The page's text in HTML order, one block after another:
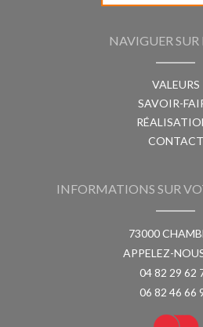
NAVIGUER SUR
VALEURS
SAVOIR-
CONTACT
INFORMATIONS SUR
73000
APPELEZ-
04 82 29 62
06 82 46 66